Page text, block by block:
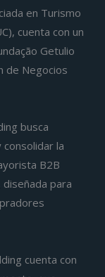
en Turismo
cuenta con un
Getulio
de Negocios
busca
la
B2B
para
cuenta con